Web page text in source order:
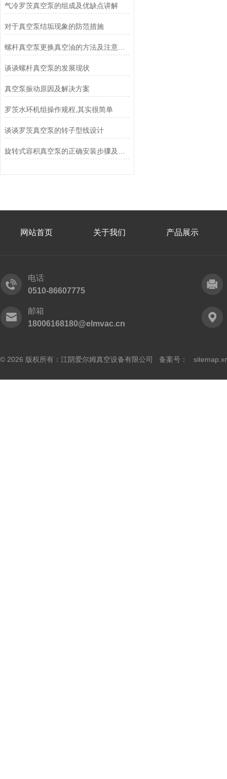
气冷罗茨真空泵的组成及优缺点讲解
对于真空泵结垢现象的防范措施
螺杆真空泵更换真空油的方法及注意事项讲解
谈谈螺杆真空泵的发展现状
真空泵振动原因及解决方案
罗茨水环机组操作规程,其实很简单
谈谈罗茨真空泵的转子型线设计
网站首页 关于我们 产品展示
电话
0510-86607775
邮箱
18006168180@elmvac.cn
© 2026 版权所有：江阴爱尔姆真空设备有限公司 备案号：